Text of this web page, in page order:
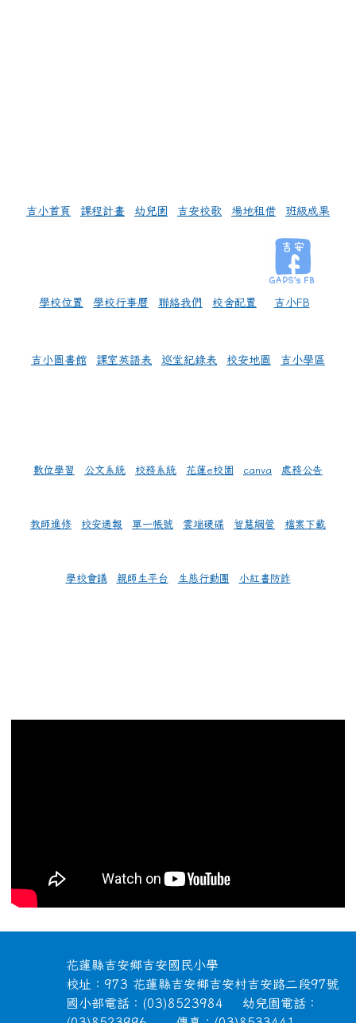
吉小首頁 課程計畫 幼兒園 吉安校歌 場地租借 班級成果
學校位置 學校行事曆 聯絡我們 校舍配置 吉小FB
吉小圖書館 課室英語表 巡堂紀錄表 校安地圖 吉小學區
數位學習 公文系統 校務系統 花蓮e校園 canva 處務公告
教師進修 校安通報 單一帳號 雲端硬碟 智慧網管 檔案下載
學校會議 親師生平台 生態行動團 小紅書防詐
頁尾區域內容
花蓮縣吉安鄉吉安國民小學
校址：973 花蓮縣吉安鄉吉安村吉安路二段97號
國小部電話：(03)8523984 幼兒園電話：